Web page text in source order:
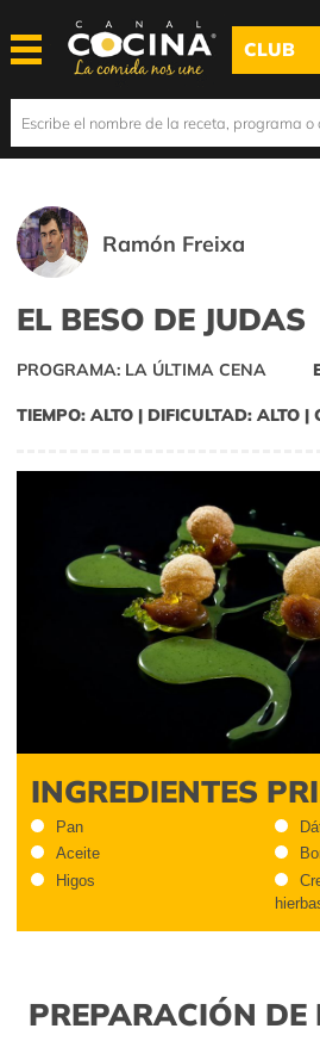
CLUB
Ramón Freixa
EL BESO DE JUDAS
PROGRAMA: LA ÚLTIMA CENA
TIEMPO: ALTO | DIFICULTAD: ALTO |
INGREDIENTES
Pan
Aceite
Higos
PREPARACIÓN DE